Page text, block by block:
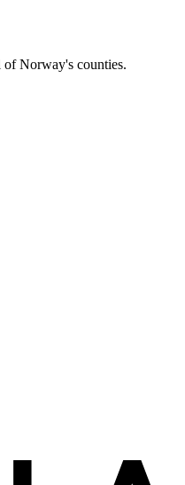
Norway's counties.